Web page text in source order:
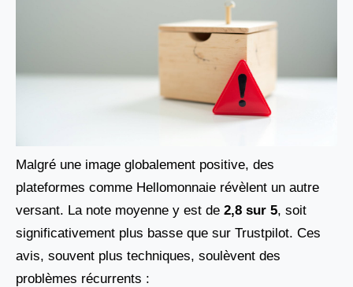
Malgré une image globalement positive, des
plateformes comme Hellomonnaie révèlent un autre
versant. La note moyenne y est de 2,8 sur 5, soit
significativement plus basse que sur Trustpilot. Ces
avis, souvent plus techniques, soulèvent des
problèmes récurrents :